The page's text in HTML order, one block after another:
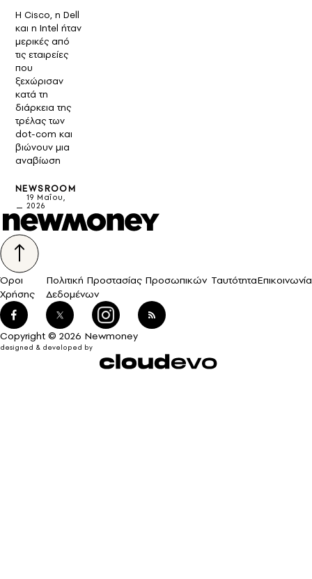
Η Cisco, η Dell
και η Intel ήταν
μερικές από
τις εταιρείες
που
ξεχώρισαν
κατά τη
διάρκεια της
τρέλας των
dot-com και
βιώνουν μια
αναβίωση
NEWSROOM
19 Μαΐου,
2026
Όροι
Χρήσης
Πολιτική Προστασίας Προσωπικών
Δεδομένων
ΤαυτότηταΕπικοινωνία
Copyright © 2026 Newmoney
designed & developed by